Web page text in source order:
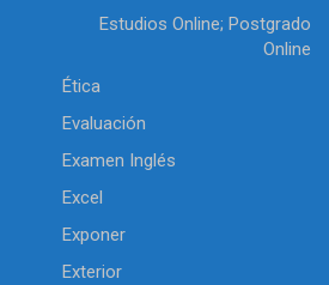
Estudios Online; Postgrado
Online
Ética
Evaluación
Examen Inglés
Excel
Exponer
Exterior